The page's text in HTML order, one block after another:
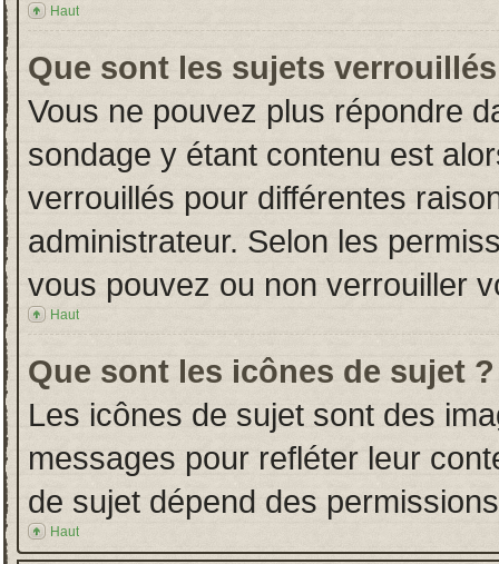
Haut
Que sont les sujets
Vous ne pouvez plus répondre
sondage y étant contenu est
verrouillés pour différentes
administrateur. Selon les
vous pouvez ou non verrouiller
Haut
Que sont les icônes de sujet ?
Les icônes de sujet sont des
messages pour refléter leur
de sujet dépend des
Haut